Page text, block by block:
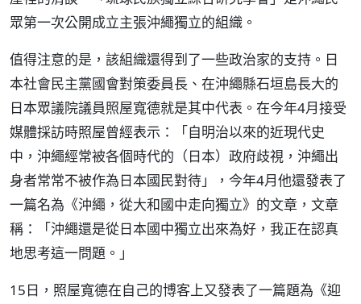
眾第一次公開成立主張沖繩獨立的組織。
值得注意的是，該組織還得到了一些政治家的支持。日
本社會民主黨國會對策委員長、在沖繩縣石垣島長大的
日本眾議院議員照屋寬德就是其中代表。在今年4月接受
媒體採訪時照屋曾經表示：「自明治以來的近現代史
中，沖繩經常被各個時代的（日本）政府歧視，沖繩出
身者常常不被作為日本國民對待」，今年4月他還發表了
一篇名為《沖繩，從大和國中走向獨立》的文章，文章
稱：「沖繩還是從日本國中獨立出來為好，我正在認真
地思考這一問題。」
15日，照屋寬德在自己的博客上又發表了一篇題為《迎